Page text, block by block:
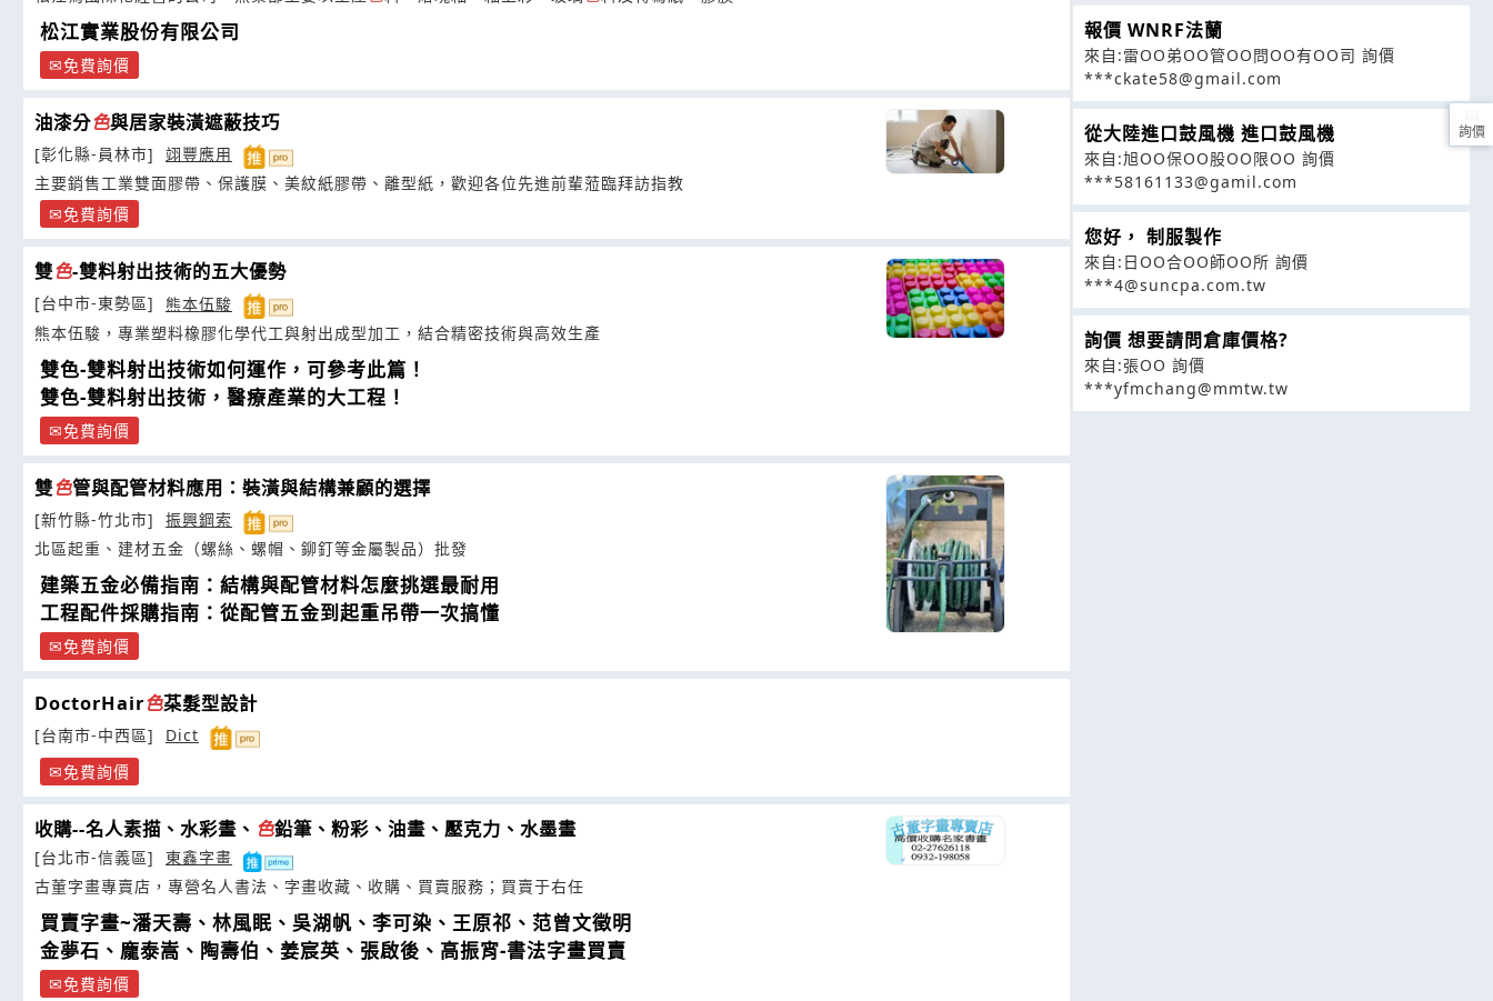
松江實業股份有限公司
免費詢價
油漆分色與居家裝潢遮蔽技巧
[彰化縣-員林市]
翊豐應用
主要銷售工業雙面膠帶、保護膜、美紋紙膠帶、離型紙，歡迎各位先進前輩蒞臨拜訪指教
免費詢價
雙色-雙料射出技術的五大優勢
[台中市-東勢區]
熊本伍駿
熊本伍駿，專業塑料橡膠化學代工與射出成型加工，結合精密技術與高效生產
雙色-雙料射出技術如何運作，可參考此篇！
雙色-雙料射出技術，醫療產業的大工程！
免費詢價
雙色管與配管材料應用：裝潢與結構兼顧的選擇
[新竹縣-竹北市]
振興鋼索
北區起重、建材五金（螺絲、螺帽、鉚釘等金屬製品）批發
建築五金必備指南：結構與配管材料怎麼挑選最耐用
工程配件採購指南：從配管五金到起重吊帶一次搞懂
免費詢價
DoctorHair色䒳髮型設計
[台南市-中西區]
Dict
免費詢價
收購--名人素描、水彩畫、 色鉛筆、粉彩、油畫、壓克力、水墨畫
[台北市-信義區]
東鑫字畫
古董字畫專賣店，專營名人書法、字畫收藏、收購、買賣服務；買賣于右任
買賣字畫~潘天壽、林風眠、吳湖帆、李可染、王原祁、范曾文徵明
金夢石、龐泰嵩、陶壽伯、姜宸英、張啟後、高振宵-書法字畫買賣
免費詢價
報價 WNRF法蘭
來自:雷OO弟OO管OO問OO有OO司 詢價
***ckate58@gmail.com
從大陸進口鼓風機 進口鼓風機
來自:旭OO保OO股OO限OO 詢價
***58161133@gamil.com
您好， 制服製作
來自:日OO合OO師OO所 詢價
***4@suncpa.com.tw
詢價 想要請問倉庫價格?
來自:張OO 詢價
***yfmchang@mmtw.tw
詢價